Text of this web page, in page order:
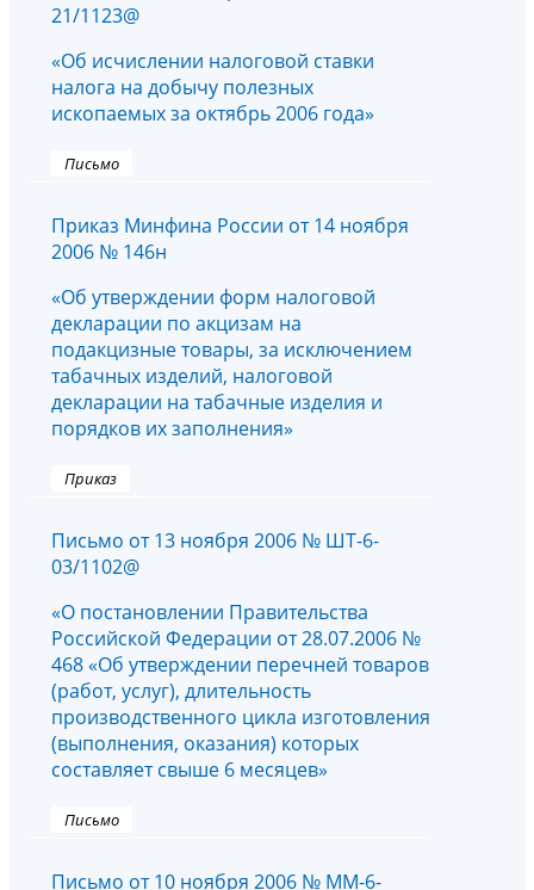
21/1123@
«Об исчислении налоговой ставки
налога на добычу полезных
ископаемых за октябрь 2006 года»
Письмо
Приказ Минфина России от 14 ноября
2006 № 146н
«Об утверждении форм налоговой
декларации по акцизам на
подакцизные товары, за исключением
табачных изделий, налоговой
декларации на табачные изделия и
порядков их заполнения»
Приказ
Письмо от 13 ноября 2006 № ШТ-6-
03/1102@
«О постановлении Правительства
Российской Федерации от 28.07.2006 №
468 «Об утверждении перечней товаров
(работ, услуг), длительность
производственного цикла изготовления
(выполнения, оказания) которых
составляет свыше 6 месяцев»
Письмо
Письмо от 10 ноября 2006 № ММ-6-